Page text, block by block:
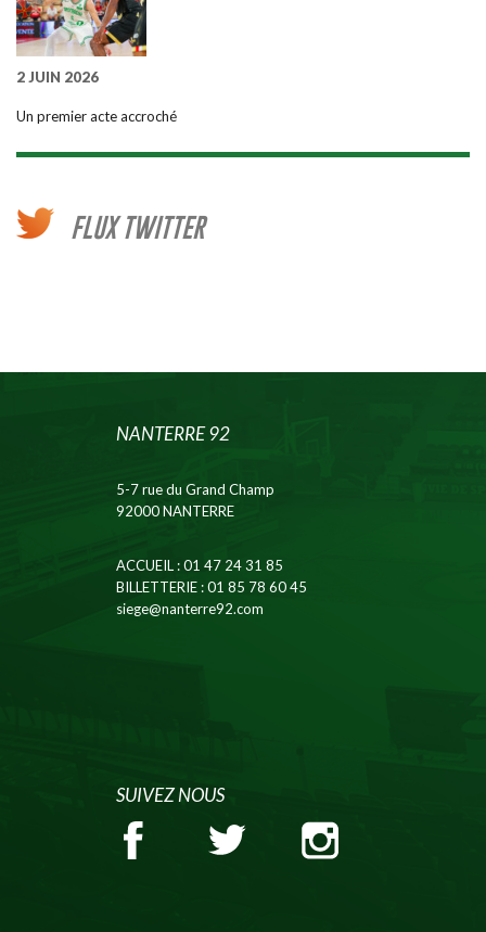
2 JUIN 2026
Un premier acte accroché
FLUX TWITTER
NANTERRE 92
5-7 rue du Grand Champ
92000 NANTERRE
ACCUEIL: 01 47 24 31 85
BILLETTERIE: 01 85 78 60 45
siege@nanterre92.com
SUIVEZ NOUS